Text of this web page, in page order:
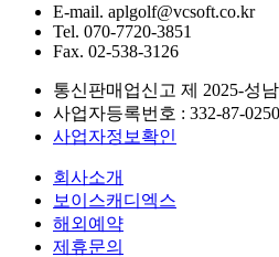
E-mail. aplgolf@vcsoft.co.kr
Tel. 070-7720-3851
Fax. 02-538-3126
통신판매업신고 제 2025-성
사업자등록번호 : 332-87-
사업자정보확인
회사소개
보이스캐디엑스
해외예약
제휴문의